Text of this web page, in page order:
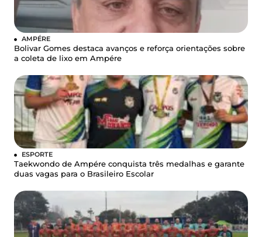
AMPÉRE
Bolivar Gomes destaca avanços e reforça orientações sobre
a coleta de lixo em Ampére
ESPORTE
Taekwondo de Ampére conquista três medalhas e garante
duas vagas para o Brasileiro Escolar